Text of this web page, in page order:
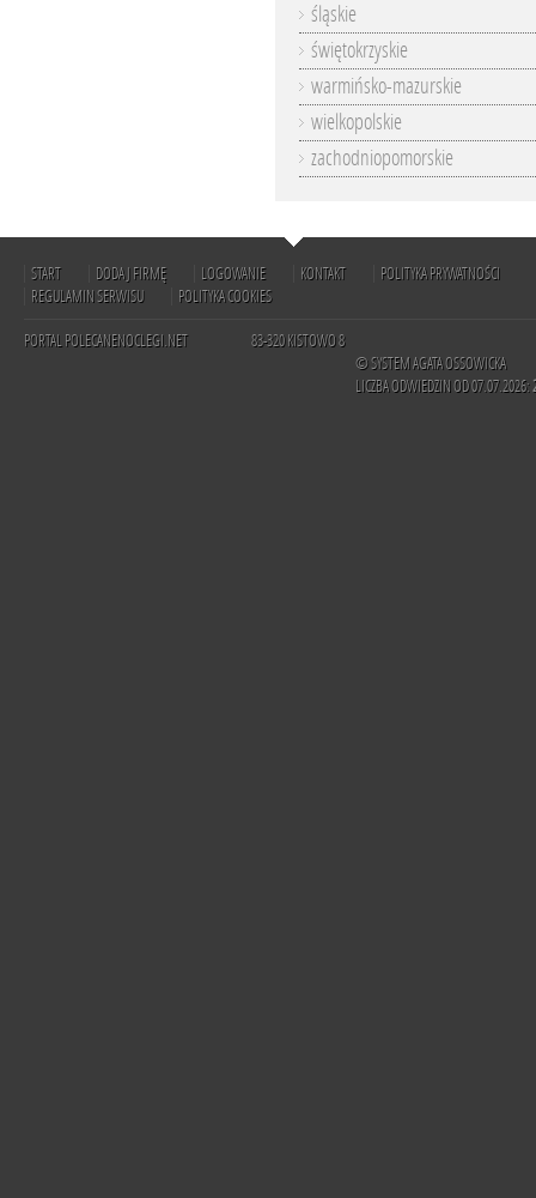
śląskie
świętokrzyskie
warmińsko-mazurskie
wielkopolskie
zachodniopomorskie
START DODAJ FIRMĘ LOGOWANIE KONTAKT
POLITYKA PRYWATNOŚCI
REGULAMIN SERWISU
POLITYKA COOKIES
PORTAL POLECANENOCLEGI.NET
83-320 KISTOWO 8
© SYSTEM AGATA OSSOWICKA
LICZBA ODWIEDZIN OD 07.07.2026: